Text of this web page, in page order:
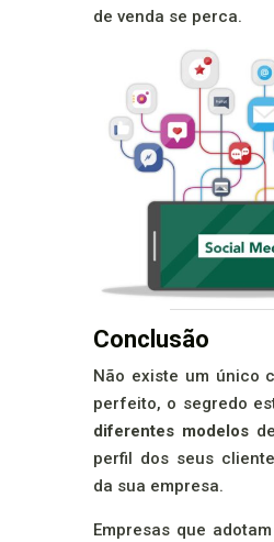
de venda se perca.
Conclusão
Não existe um único
perfeito, o segredo
diferentes modelos
perfil dos seus
da sua empresa.
Empresas que